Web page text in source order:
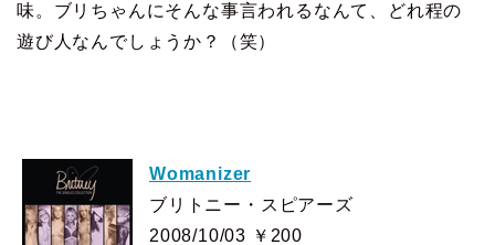
味。ブリちゃんにそんな事言われるなんて、どれ程の
遊び人なんでしょうか？（笑）
Womanizer
ブリトニー・スピアーズ
2008/10/03 ￥200